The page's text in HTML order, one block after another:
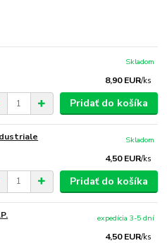
8,90 EUR/ks
Skladom
Pridať do košíka
4,50 EUR/ks
Skladom
Pridať do košíka
4,50 EUR/ks
expedícia 3-5 dní